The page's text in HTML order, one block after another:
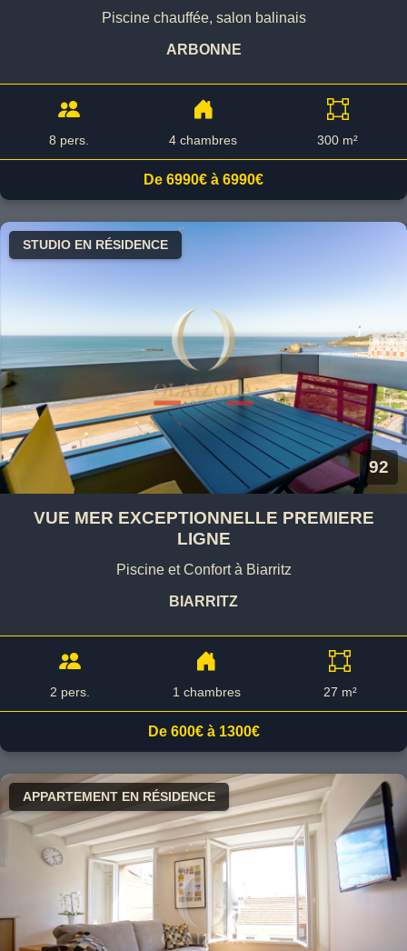
Piscine chauffée, salon balinais
ARBONNE
8 pers. 4 chambres 300 m²
De 6990€ à 6990€
STUDIO EN RÉSIDENCE
92
VUE MER EXCEPTIONNELLE PREMIERE
LIGNE
Piscine et Confort à Biarritz
BIARRITZ
2 pers. 1 chambres 27 m²
De 600€ à 1300€
APPARTEMENT EN RÉSIDENCE